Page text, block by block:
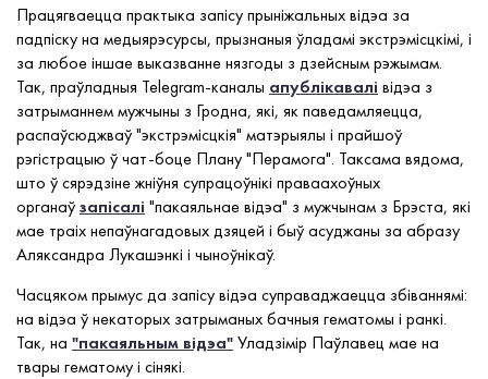
Працягваецца практыка запісу прыніжальных відэа за
падпіску на медыярэсурсы, прызнаныя ўладамі экстрэмісцкімі, і
за любое іншае выказванне нязгоды з дзейсным рэжымам.
Так, праўладныя Telegram-каналы апублікавалі відэа з
затрыманнем мужчыны з Гродна, які, як паведамляецца,
распаўсюджваў "экстрэмісцкія" матэрыялы і прайшоў
рэгістрацыю ў чат-боце Плану "Перамога". Таксама вядома,
што ў сярэдзіне жніўня супрацоўнікі праваахоўных
органаўзапісалі "пакаяльнае відэа" з мужчынам з Брэста, які
мае траіх непаўнагадовых дзяцей і быў асуджаны за абразу
Аляксандра Лукашэнкі і чыноўнікаў.
Часцяком прымус да запісу відэа суправаджаецца збіваннямі:
на відэа ў некаторых затрыманых бачныя гематомы і ранкі.
Так, на "пакаяльным відэа"Уладзімір Паўлавец мае на
твары гематому і сінякі.